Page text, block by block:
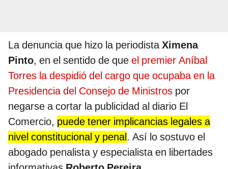
La denuncia que hizo la periodistaXimena
Pinto, en el sentido de que el premier Aníbal
Torres la despidió del cargo que ocupaba en la
Presidencia del Consejo de Ministros por
negarse a cortar la publicidad al diario El
Comercio, puede tener implicancias legales a
nivel constitucional y penal. Así lo sostuvo el
abogado penalista y especialista en libertades